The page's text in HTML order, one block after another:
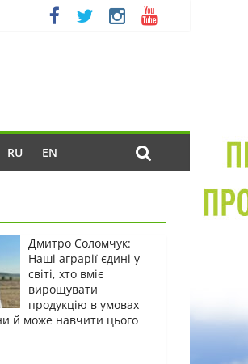
RU EN
Дмитро Соломчук:
Наші аграрії єдині у
світі, хто вміє
вирощувати
продукцію в умовах
й може навчити цього